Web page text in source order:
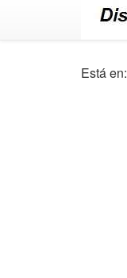
Está en: